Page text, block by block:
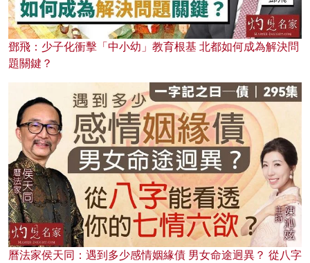
鄧飛：少子化衝擊「中小幼」教育根基 北都如何成為解決問
題關鍵？
曆法家侯天同：遇到多少感情姻緣債 男女命途迥異？ 從八字